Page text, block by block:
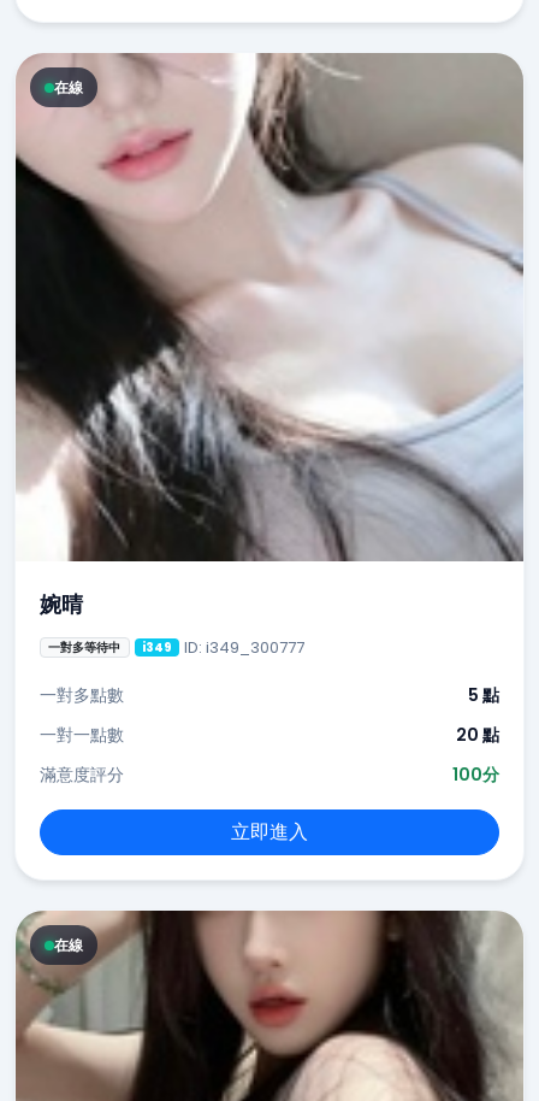
在線
婉晴
一對多等待中 i349 ID: i349_300777
一對多點數
5 點
一對一點數
20 點
滿意度評分
100分
立即進入
在線